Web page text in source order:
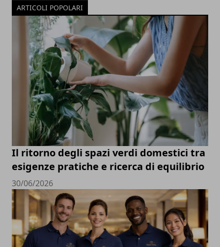
ARTICOLI POPOLARI
Il ritorno degli spazi verdi domestici tra
esigenze pratiche e ricerca di equilibrio
30/06/2026